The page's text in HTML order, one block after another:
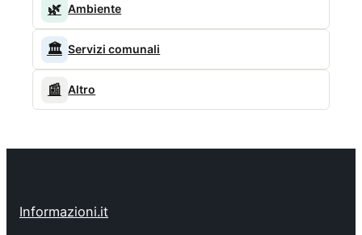
🌿 Ambiente
🏛️ Servizi comunali
📰 Altro
Informazioni.it